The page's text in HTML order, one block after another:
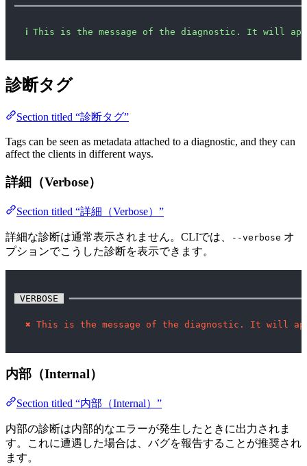
ℹ This is the message of the diagnostic. It will
診断タグ
Section titled “診断タグ”
Tags can be seen as metadata attached to a diagnostic, and they can
affect the clients in different ways.
詳細（Verbose）
Section titled “詳細（Verbose）”
詳細な診断は通常表示されません。CLIでは、 --verbose オ
プションでこうした診断を表示できます。
VERBOSE
✖ This is the message of the diagnostic. It will
内部（Internal）
Section titled “内部（Internal）”
内部の診断は内部的なエラーが発生したときに出力されま
す。これに遭遇した場合は、バグを報告することが推奨され
ます。